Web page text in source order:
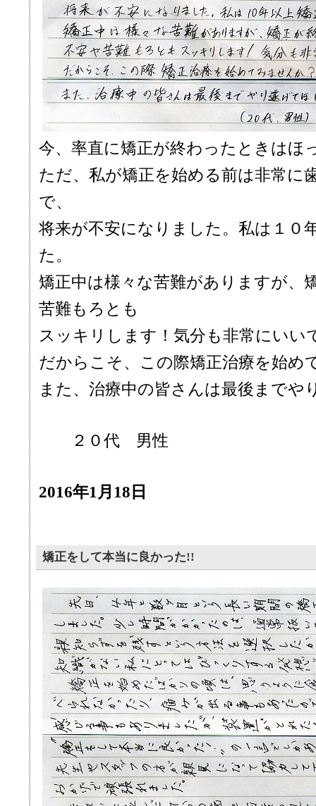
今、率直に矯正が終わったときはほ
ただ、私が矯正を始める前は非常に
で、
将来が不安になりました。私は１０
た。
矯正中は様々な苦難がありますが、
苦難もろとも
スッキリします！気分も非常にいい
だからこそ、この際矯正治療を始め
また、治療中の皆さんは最後までや
２０代 男性
2016年1月18日
矯正をして本当に良かった!!